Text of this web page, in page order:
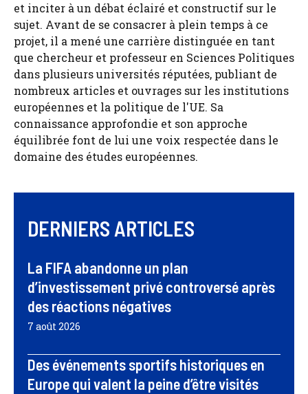
et inciter à un débat éclairé et constructif sur le
sujet. Avant de se consacrer à plein temps à ce
projet, il a mené une carrière distinguée en tant
que chercheur et professeur en Sciences Politiques
dans plusieurs universités réputées, publiant de
nombreux articles et ouvrages sur les institutions
européennes et la politique de l'UE. Sa
connaissance approfondie et son approche
équilibrée font de lui une voix respectée dans le
domaine des études européennes.
DERNIERS ARTICLES
La FIFA abandonne un plan
d’investissement privé controversé après
des réactions négatives
7 août 2026
Des événements sportifs historiques en
Europe qui valent la peine d’être visités